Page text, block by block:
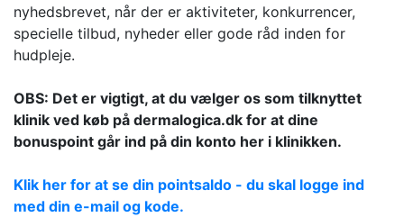
nyhedsbrevet, når der er aktiviteter, konkurrencer,
specielle tilbud, nyheder eller gode råd inden for
hudpleje.
OBS: Det er vigtigt, at du vælger os som tilknyttet
klinik ved køb på dermalogica.dk for at dine
bonuspoint går ind på din konto her i klinikken.
Klik her for at se din pointsaldo - du skal logge ind
med din e-mail og kode.